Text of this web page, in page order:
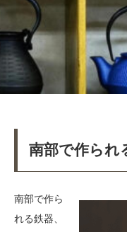
南部で作られ
南部で作ら
れる鉄器、